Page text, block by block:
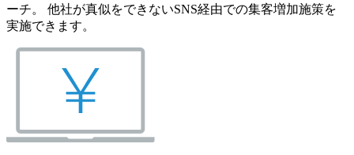
ーチ。 他社が真似をできないSNS経由での集客増加施策を
実施できます。